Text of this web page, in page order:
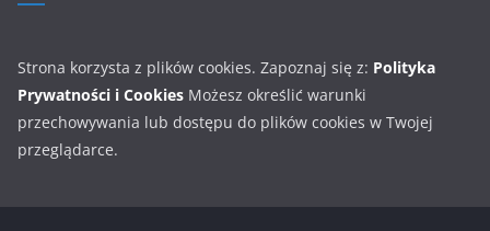
Strona korzysta z plików cookies. Zapoznaj się z: Polityka
Prywatności i Cookies Możesz określić warunki
przechowywania lub dostępu do plików cookies w Twojej
przeglądarce.